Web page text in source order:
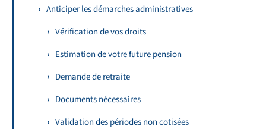
Anticiper les démarches administratives
Vérification de vos droits
Estimation de votre future pension
Demande de retraite
Documents nécessaires
Validation des périodes non cotisées